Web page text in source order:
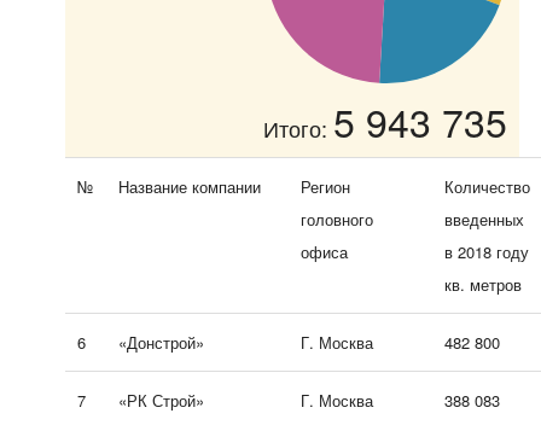
Итого: 5 943 735
№ Название компании
Регион
головного
офиса
Количество
введенных
в 2018 году
кв. метров
6 «Донстрой» Г. Москва 482 800
7 «РК Строй» Г. Москва 388 083